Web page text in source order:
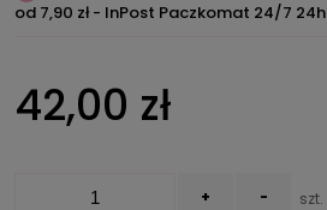
od 7,90 zł - InPost Paczkomat 24/7 24h
42,00 zł
+ - szt.